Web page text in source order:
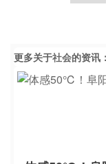
更多关于社会的资讯：